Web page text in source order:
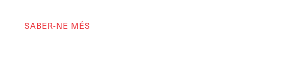
SABER-NE MÉS